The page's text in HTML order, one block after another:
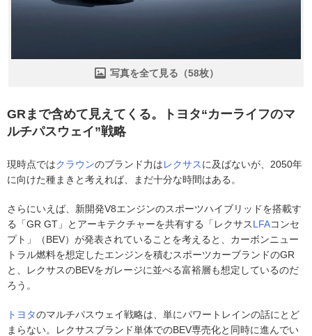
写真を全て見る（58枚）
GRまで含めて見えてくる。トヨタ“カーライフのマ
ルチパスウェイ”戦略
現時点ではクラウンのブランド力はレクサスに及ばないが、2050年
に向けた種まきと考えれば、まだ十分な時間はある。
さらにいえば、新開発V8エンジンのスポーツハイブリッドを搭載す
る「GR GT」とアーキテクチャーを共有する「レクサスLFAコンセ
プト」（BEV）が発表されていることを考えると、カーボンニュー
トラル燃料を想定したエンジンを積むスポーツカーブランドのGR
と、レクサスのBEVをガレージに並べる富裕層も想定しているのだ
ろう。
トヨタのマルチパスウェイ戦略は、単にパワートレインの話にとど
まらない。レクサスブランド単体でのBEV専売化と同時に進んでい